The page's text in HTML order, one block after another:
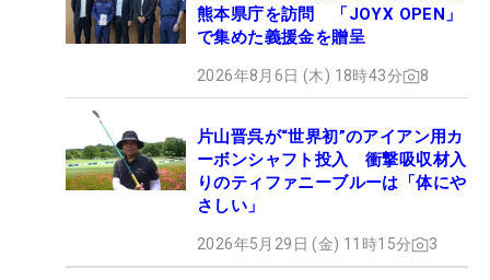
熊本県庁を訪問 「JOYX OPEN」
で集めた義援金を贈呈
2026年8月6日 (木) 18時43分 8
片山晋呉が“世界初”のアイアン用カ
ーボンシャフト投入 衝撃吸収材入
りのティファニーブルーは「体にや
さしい」
2026年5月29日 (金) 11時15分 3